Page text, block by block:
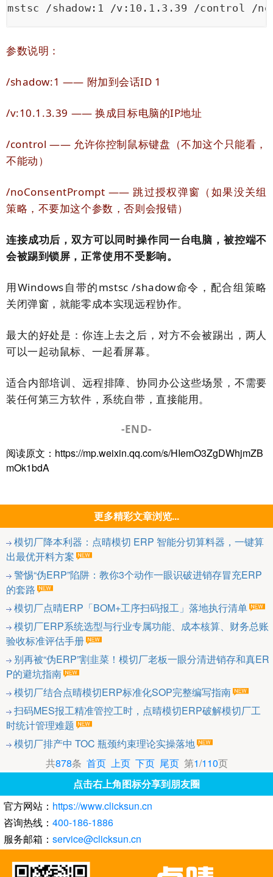
​mstsc /shadow:1 /v:10.1.3.39 /control /
参数说明：
/shadow:1 —— 附加到会话ID 1
/v:10.1.3.39 —— 换成目标电脑的IP地址
/control —— 允许你控制鼠标键盘（不加这个只能看，
不能动）
/noConsentPrompt —— 跳过授权弹窗（如果没关组
策略，不要加这个参数，否则会报错）
连接成功后，双方可以同时操作同一台电脑，被控端不
会被踢到锁屏，正常使用不受影响。
用Windows自带的mstsc /shadow命令，配合组策略
关闭弹窗，就能零成本实现远程协作。
最大的好处是：你连上去之后，对方不会被踢出，两人
可以一起动鼠标、一起看屏幕。
适合内部培训、远程排障、协同办公这些场景，不需要
装任何第三方软件，系统自带，直接能用。
-END-
阅读原文：https://mp.weixin.qq.com/s/HIemO3ZgDWhjmZB
mOk1bdA
更多精彩文章浏览...
模切厂降本利器：点晴模切 ERP 智能分切算料器，一键算
出最优开料方案
警惕“伪ERP”陷阱：教你3个动作一眼识破进销存冒充ERP
的套路
模切厂点晴ERP「BOM+工序扫码报工」落地执行清单
模切厂ERP系统选型与行业专属功能、成本核算、财务总账
验收标准评估手册
别再被“伪ERP”割韭菜！模切厂老板一眼分清进销存和真ER
P的避坑指南
模切厂结合点晴模切ERP标准化SOP完整编写指南
扫码MES报工精准管控工时，点晴模切ERP破解模切厂工
时统计管理难题
模切厂排产中 TOC 瓶颈约束理论实操落地
共878条 首页 上页 下页 尾页第1/110页
点击右上角图标分享到朋友圈
官方网站： https://www.clicksun.cn
咨询热线： 400-186-1886
服务邮箱： service@clicksun.cn